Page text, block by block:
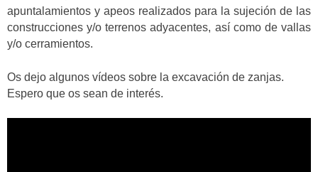
apuntalamientos y apeos realizados para la sujeción de las
construcciones y/o terrenos adyacentes, así como de vallas
y/o cerramientos.
Os dejo algunos vídeos sobre la excavación de zanjas.
Espero que os sean de interés.